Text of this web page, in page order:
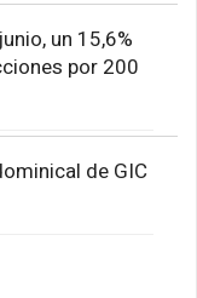
un 15,6%
por 200
de GIC